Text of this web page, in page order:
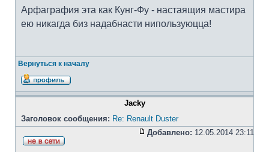
Арфаграфия эта как Кунг-Фу - настаящия мастира
ею никагда биз надабнасти нипользуюцца!
Вернуться к началу
Jacky
Заголовок сообщения: Re: Renault Duster
Добавлено: 12.05.2014 23:11